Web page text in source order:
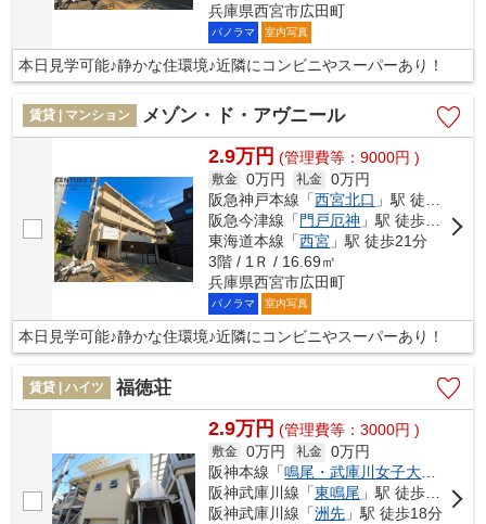
兵庫県西宮市広田町
パノラマ 室内写真
本日見学可能♪静かな住環境♪近隣にコンビニやスーパーあり！
賃貸 | マンション メゾン・ド・アヴニール
2.9万円 (管理費等：9000円 )
敷金 0万円 礼金 0万円
阪急神戸本線「西宮北口 」駅 徒歩14分
阪急今津線「 門戸厄神 」駅 徒歩18分
東海道本線「西宮 」駅 徒歩21分
3階 / 1Ｒ / 16.69㎡
兵庫県西宮市広田町
パノラマ 室内写真
本日見学可能♪静かな住環境♪近隣にコンビニやスーパーあり！
賃貸 | ハイツ 福徳荘
2.9万円 (管理費等：3000円 )
敷金 0万円 礼金 0万円
阪神本線「鳴尾・武庫川女子大前
阪神武庫川線「東鳴尾 」駅 徒歩12分
阪神武庫川線「洲先 」駅 徒歩18分